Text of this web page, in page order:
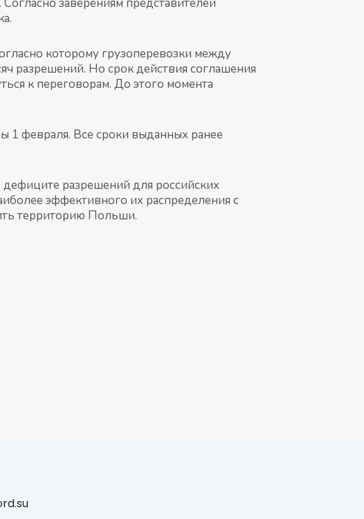
заверениям представителей
которому грузоперевозки между
разрешений. Но срок действия соглашения
к переговорам. До этого момента
1 февраля. Все сроки выданных ранее
разрешений для российских
эффективного их распределения с
территорию Польши.